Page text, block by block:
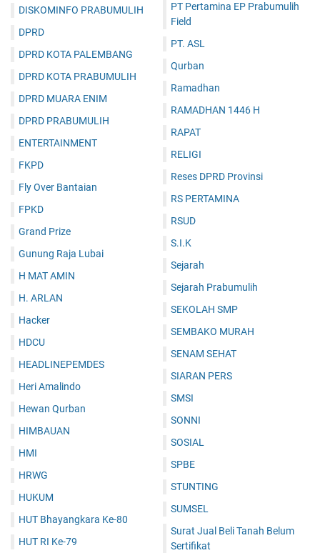
DISKOMINFO PRABUMULIH
DPRD
DPRD KOTA PALEMBANG
DPRD KOTA PRABUMULIH
DPRD MUARA ENIM
DPRD PRABUMULIH
ENTERTAINMENT
FKPD
Fly Over Bantaian
FPKD
Grand Prize
Gunung Raja Lubai
H MAT AMIN
H. ARLAN
Hacker
HDCU
HEADLINEPEMDES
Heri Amalindo
Hewan Qurban
HIMBAUAN
HMI
HRWG
HUKUM
HUT Bhayangkara Ke-80
HUT RI Ke-79
PT Pertamina EP Prabumulih
Field
PT. ASL
Qurban
Ramadhan
RAMADHAN 1446 H
RAPAT
RELIGI
Reses DPRD Provinsi
RS PERTAMINA
RSUD
S.I.K
Sejarah
Sejarah Prabumulih
SEKOLAH SMP
SEMBAKO MURAH
SENAM SEHAT
SIARAN PERS
SMSI
SONNI
SOSIAL
SPBE
STUNTING
SUMSEL
Surat Jual Beli Tanah Belum
Sertifikat